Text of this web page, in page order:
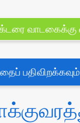
வாடகைக்கு
பதிவிறக்கவும்